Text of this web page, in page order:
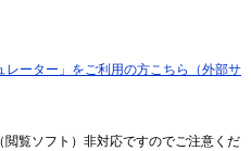
ーター」をご利用の方こちら（外部サ
閲覧ソフト）非対応ですのでご注意くだ